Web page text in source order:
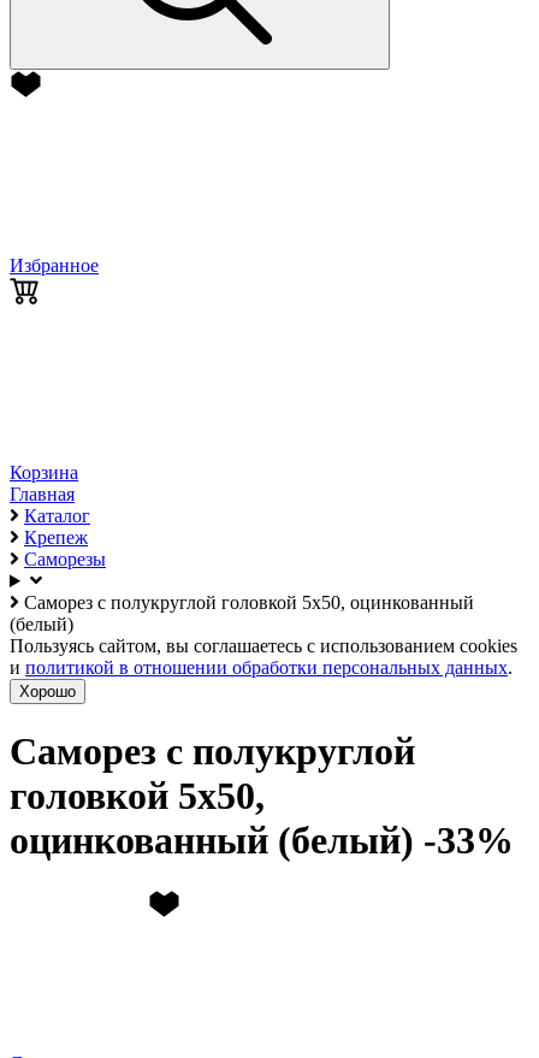
Избранное
Корзина
Главная
Каталог
Крепеж
Саморезы
Саморез с полукруглой головкой 5х50, оцинкованный
(белый)
Пользуясь сайтом, вы соглашаетесь с использованием cookies
и политикой в отношении обработки персональных данных.
Хорошо
Саморез с полукруглой
головкой 5х50,
оцинкованный (белый)